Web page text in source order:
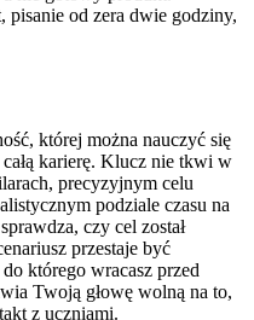
pisanie od zera dwie godziny,
której można nauczyć się
karierę. Klucz nie tkwi w
precyzyjnym celu
podziale czasu na
czy cel został
przestaje być
którego wracasz przed
Twoją głowę wolną na to,
z uczniami.